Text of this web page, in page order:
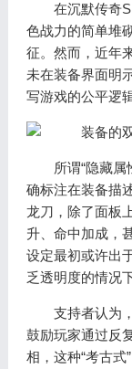
在沉默传奇
色战力的简单堆
征。然而，近年
未在装备界面明
写游戏的公平逻
所谓“隐藏属性
确标注在装备描
龙刀，除了面板
升、命中加成，
设定最初或许出
乏透明度的情况
支持者认为，
鼓励玩家通过反
相，这种“考古